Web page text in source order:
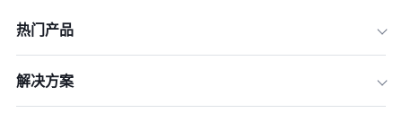
一、战略先行：为何你的企业现在就需
热门产品
解决方案